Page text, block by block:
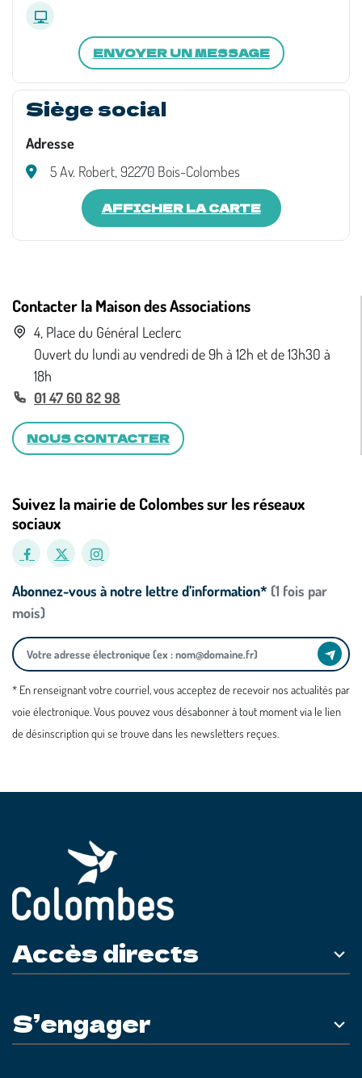
ENVOYER UN MESSAGE
Siège social
Adresse
5 Av. Robert, 92270 Bois-Colombes
AFFICHER LA CARTE
Contacter la Maison des Associations
4, Place du Général Leclerc
Ouvert du lundi au vendredi de 9h à 12h et de 13h30 à
18h
01 47 60 82 98
NOUS CONTACTER
Suivez la mairie de Colombes sur les réseaux
sociaux
Abonnez-vous à notre lettre d’information* (1 fois par
mois)
* En renseignant votre courriel, vous acceptez de recevoir nos actualités par
voie électronique. Vous pouvez vous désabonner à tout moment via le lien
de désinscription qui se trouve dans les newsletters reçues.
Accès directs
S’engager